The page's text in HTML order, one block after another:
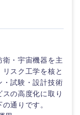
衛・宇宙機器を主
スク工学を核と
・試験・設計技術
の高度化に取り
通りです。